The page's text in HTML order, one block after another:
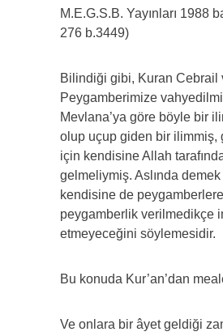
M.E.G.S.B. Yayınları 1988
276 b.3449)
Bilindiği gibi, Kuran Cebrail
Peygamberimize
Mevlana’ya göre böyle bir
olup uçup giden bir ilimmiş,
için kendisine Allah
gelmeliymiş. Aslında
kendisine de
peygamberlik verilmedikçe
etmeyeceğini söylemesidir.
Bu konuda Kur’an’dan
Ve onlara bir âyet geldiği